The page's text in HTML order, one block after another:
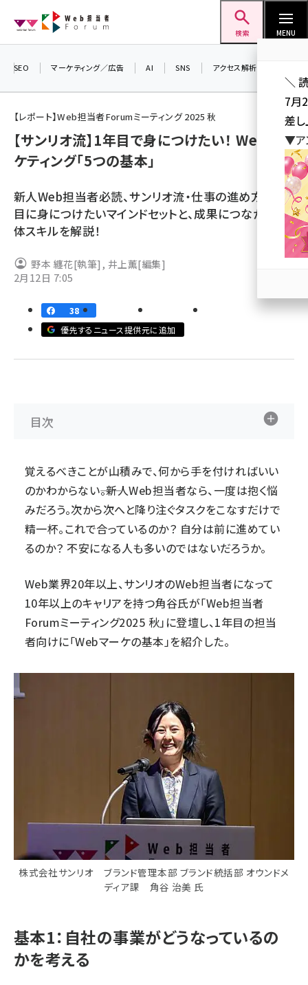
ン
検索 MENU
seo (3519)
youtube (2425)
note (2310)
セミナー (2301)
z世代 (1620)
meo (1274)
llmo (1160)
SEO マーケティング／広告 AI SNS アクセス解析／データ分析
【レポート】Web担当者Forumミーティング 2025 秋
【サンリオ流】1年目で身につけたい！ Webマー
ケティング「5つの基本」
新人Web担当者必読、サンリオ流・仕事の進め方。1年
目に身につけたいマインドセットと、成果につながる具
体スキルを解説！
野本 纏花[執筆] , 井上薫[編集]
2月12日 7:05
38
優先するニュース提供元に追加
目次
覚えるべきことが山積みで、何から手を付ければいい
のかわからない――。新人Web担当者なら、一度は抱く悩
みだろう。次から次へと降り注ぐタスクをこなすだけで
精一杯。これで合っているのか？ 自分は前に進めてい
るのか？ 不安になる人も多いのではないだろうか。
Web業界20年以上、サンリオのWeb担当者になって
10年以上のキャリアを持つ角谷氏が「Web担当者
Forumミーティング2025 秋」に登壇し、1年目の担当
者向けに「Webマーケの基本」を紹介した。
株式会社サンリオ ブランド管理本部 ブランド統括部 オウンドメ
ディア課 角谷 治美 氏
基本1：自社の事業がどうなっているの
かを考える
＼
7月
差し
▼ア